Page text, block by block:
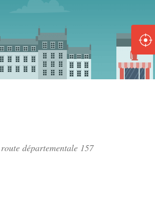
route départementale 157
Épuisé
Épuisé